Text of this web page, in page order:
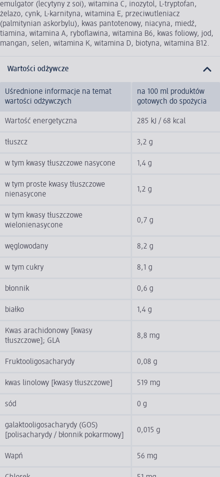
emulgator (lecytyny z soi), witamina C, inozytol, L-tryptofan,
żelazo, cynk, L-karnityna, witamina E, przeciwutleniacz
(palmitynian askorbylu), kwas pantotenowy, niacyna, miedź,
tiamina, witamina A, ryboflawina, witamina B6, kwas foliowy, jod,
mangan, selen, witamina K, witamina D, biotyna, witamina B12.
Wartości odżywcze
Uśrednione informacje na temat
wartości odżywczych
na 100 ml produktów
gotowych do spożycia
Wartość energetyczna 285 kJ / 68 kcal
tłuszcz 3,2 g
w tym kwasy tłuszczowe nasycone 1,4 g
w tym proste kwasy tłuszczowe
nienasycone
1,2 g
w tym kwasy tłuszczowe
wielonienasycone
0,7 g
węglowodany 8,2 g
w tym cukry 8,1 g
błonnik 0,6 g
białko 1,4 g
Kwas arachidonowy [kwasy
tłuszczowe]; GLA
8,8 mg
Fruktooligosacharydy 0,08 g
kwas linolowy [kwasy tłuszczowe] 519 mg
sód 0 g
galaktooligosacharydy (GOS)
[polisacharydy / błonnik pokarmowy]
0,015 g
Wapń 56 mg